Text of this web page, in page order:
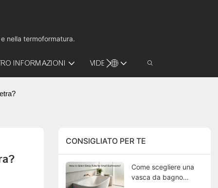
nella termoformatura.
INFORMAZIONI VIDEO CONTATTACI
CONSIGLIATO PER TE
Come scegliere una
vasca da bagno